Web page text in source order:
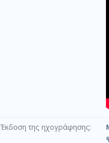
Έκδοση της ηχογράφησης